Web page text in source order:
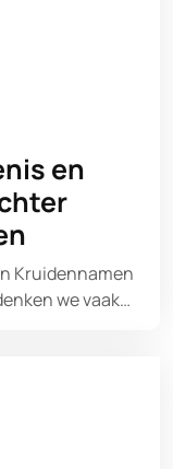
en
Kruidennamen
we vaak…